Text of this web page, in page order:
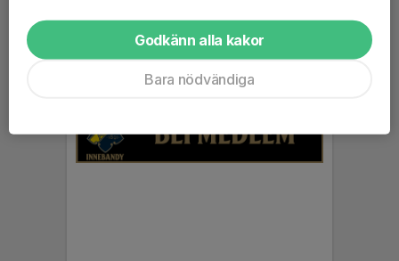
Godkänn alla kakor
Bara nödvändiga